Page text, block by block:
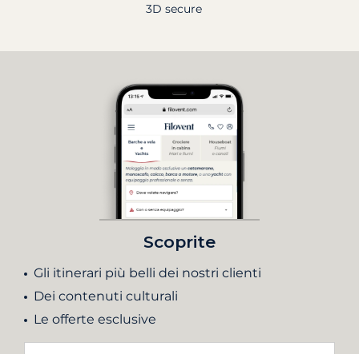
3D secure
Scoprite
Gli itinerari più belli dei nostri clienti
Dei contenuti culturali
Le offerte esclusive